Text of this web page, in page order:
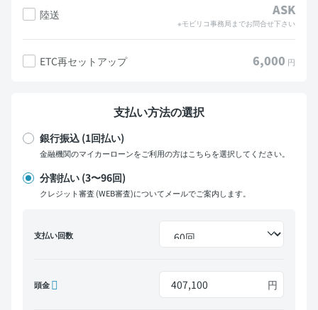
陸送 ASK
※モビリコ事務局までお問合せ下さい
ETC再セットアップ 6,000 円
支払い方法の選択
銀行振込 (1回払い)
金融機関のマイカーローンをご利用の方はこちらを選択してください。
分割払い (3〜96回)
クレジット審査 (WEB審査)についてメールでご案内します。
支払い回数
頭金 円